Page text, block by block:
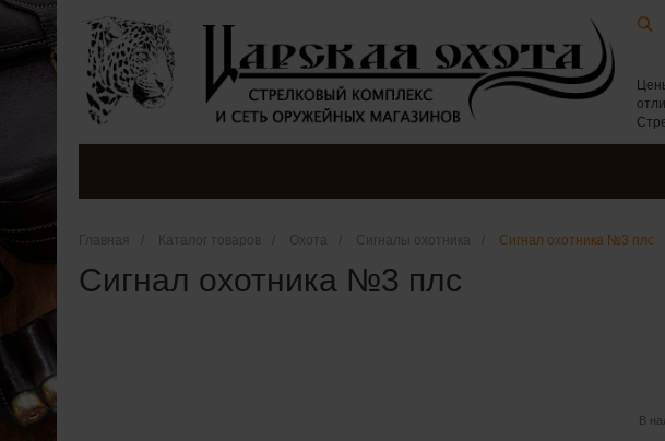
Главная Каталог товаров Охота Сигналы охотника Сигнал охотника №3 плс
Сигнал охотника №3 плс
В